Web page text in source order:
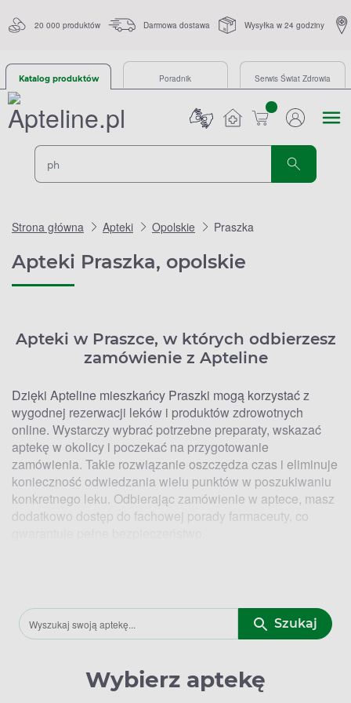
20 000 produktów Darmowa dostawa Wysyłka w 24 godziny
Katalog produktów Poradnik Serwis Świat Zdrowia
sztuk
Strona główna Apteki Opolskie Praszka
Apteki Praszka, opolskie
Apteki w Praszce, w których odbierzesz
zamówienie z Apteline
Dzięki Apteline mieszkańcy Praszki mogą korzystać z
wygodnej rezerwacji leków i produktów zdrowotnych
online. Wystarczy wybrać potrzebne preparaty, wskazać
aptekę w okolicy i poczekać na przygotowanie
zamówienia. Takie rozwiązanie oszczędza czas i eliminuje
konieczność odwiedzania wielu punktów w poszukiwaniu
konkretnego leku. Odbierając zamówienie w aptece, masz
dodatkowo dostęp do fachowej porady farmaceuty, co
zamówienie z Apteline
– blisko domu, pracy lub szkoły. Po złożeniu rezerwacji
otrzymasz dokładną informację, w której aptece Twój lek
Szukaj
Wybierz aptekę